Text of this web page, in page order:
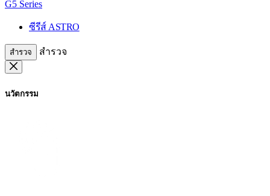
G5 Series
ซีรีส์ ASTRO
สำรวจ สำรวจ
นวัตกรรม